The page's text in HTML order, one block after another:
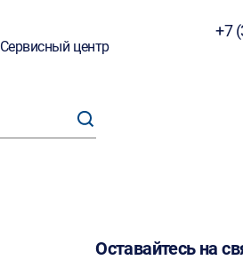
Сервисный центр
+7
Оставайтесь на